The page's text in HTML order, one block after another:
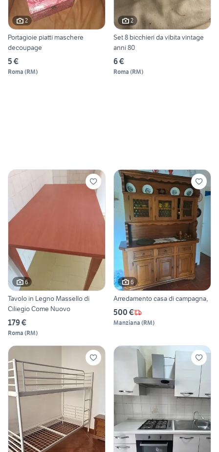
2
Portagioie piatti maschere
decoupage
5 €
Roma (RM)
2
Set 8 bicchieri da vibita vintage
anni 80
6 €
Roma (RM)
6
Tavolo in Legno Massello di
Ciliegio Come Nuovo
179 €
Roma (RM)
6
Arredamento casa di campagna,
500 €
Manziana (RM)